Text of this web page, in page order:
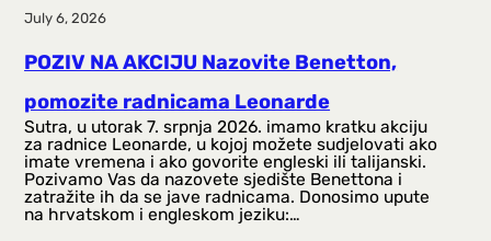
July 6, 2026
POZIV NA AKCIJU Nazovite Benetton,
pomozite radnicama Leonarde
Sutra, u utorak 7. srpnja 2026. imamo kratku akciju
za radnice Leonarde, u kojoj možete sudjelovati ako
imate vremena i ako govorite engleski ili talijanski.
Pozivamo Vas da nazovete sjedište Benettona i
zatražite ih da se jave radnicama. Donosimo upute
na hrvatskom i engleskom jeziku:…